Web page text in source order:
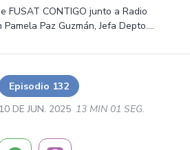
FUSAT CONTIGO junto a Radio
Paz Guzmán, Jefa Depto.
FUSAT. Salud, prevención y mucho más. ¡Escúchalo ya!
Episodio 132
10 DE JUN. 2025 13 MIN 01 SEG.